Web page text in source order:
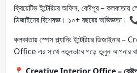
ক্রিয়েটিভ ইন্টেরিয়র অফিস, কেষ্টপুর – কলকাতায়
ডিজাইনের বিশেষজ্ঞ। ১০+ বছরের
কলকাতায় স্পেস প্ল্যানিং ইন্টেরিয়র
Office এর সাথে নতুনভাবে গড়ে তুলুন আপনার